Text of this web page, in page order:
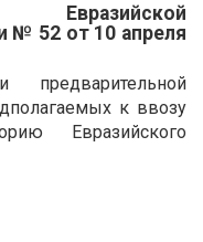
Евразийской
№ 52 от 10 апреля
к ввозу
Евразийского